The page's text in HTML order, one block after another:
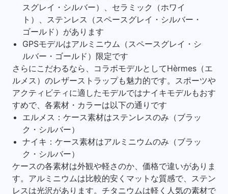
スグレイ・シルバー）、セラミック（ホワイ
ト）、ステンレス（スペースグレイ・シルバー・
ゴールド）があります
GPSモデルはアルミニウム（スペースグレイ・シ
ルバー・ゴールド）限定です
さらにこだわるなら、コラボモデルとしてHèrmes（エ
ルメス）のレザーストラップも魅力的です。スポーツや
アクティビティに適したモデルではナイキモデルもおす
すめで、各素材・カラーは以下の通りです
エルメス：ケース素材はステンレスのみ（ブラッ
ク・シルバー）
ナイキ：ケース素材はアルミニウムのみ（ブラッ
ク・シルバー）
ケースの各素材は外観や軽さのか、価格で違いがありま
す。アルミニウムは比較的安くマットな質感で、ステン
レスは光沢があります。チタニウムは軽く人気の素材で